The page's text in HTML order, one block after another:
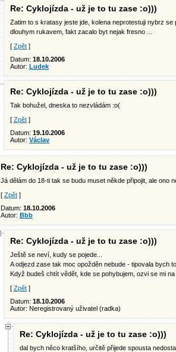
Re: Cyklojízda - už je to tu zase :o)))
Zatim to s kratasy jeste jde, kolena neprotestuji nybrz
dlouhym rukavem, fakt zacalo byt nejak fresno ...
[ Zpět ]
Datum: 18.10.2006
Autor: Ludek
Re: Cyklojízda - už je to tu zase :o)))
Tak bohužel, dneska to nezvládám :o(
[ Zpět ]
Datum: 19.10.2006
Autor: Václav
Re: Cyklojízda - už je to tu zase :o)))
Já dělám do 18-ti tak se budu muset někde připojit, ale ono
[ Zpět ]
Datum: 18.10.2006
Autor: Bbb
Re: Cyklojízda - už je to tu zase :o)))
Ještě se neví, kudy se pojede...
A odjezd zase tak moc opožděn nebude - tipovala bych
Když budeš chtít vědět, kde se pohybujem, ozvi se mi na
[ Zpět ]
Datum: 18.10.2006
Autor: Neregistrovaný uživatel (radka)
Re: Cyklojízda - už je to tu zase :o)))
dal bych něco kratšího, určitě přijede spousta